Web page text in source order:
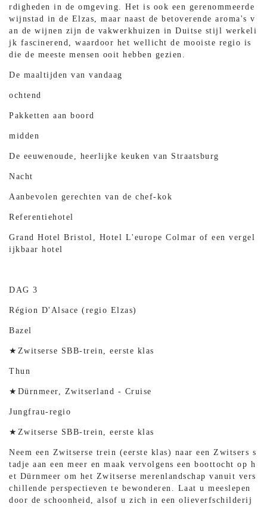
rdigheden in de omgeving. Het is ook een gerenommeerde
wijnstad in de Elzas, maar naast de betoverende aroma's v
an de wijnen zijn de vakwerkhuizen in Duitse stijl werkeli
jk fascinerend, waardoor het wellicht de mooiste regio is
die de meeste mensen ooit hebben gezien.
De maaltijden van vandaag
ochtend
Pakketten aan boord
midden
De eeuwenoude, heerlijke keuken van Straatsburg
Nacht
Aanbevolen gerechten van de chef-kok
Referentiehotel
Grand Hotel Bristol, Hotel L'europe Colmar of een vergel
ijkbaar hotel
DAG 3
Région D'Alsace (regio Elzas)
Bazel
★Zwitserse SBB-trein, eerste klas
Thun
★Dürnmeer, Zwitserland - Cruise
Jungfrau-regio
★Zwitserse SBB-trein, eerste klas
Neem een ​​Zwitserse trein (eerste klas) naar een Zwitsers s
tadje aan een meer en maak vervolgens een boottocht op h
et Dürnmeer om het Zwitserse merenlandschap vanuit vers
chillende perspectieven te bewonderen. Laat u meeslepen
door de schoonheid, alsof u zich in een olieverfschilderij